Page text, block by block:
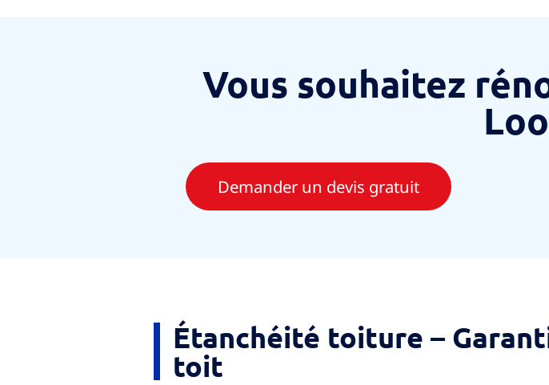
Vous souhaitez
Demander un devis gratuit
Étanchéité toiture –
toit